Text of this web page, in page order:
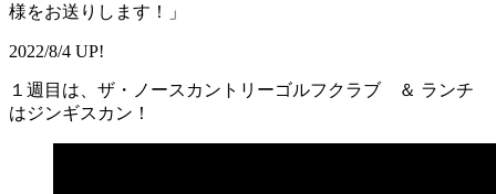
様をお送りします！」
2022/8/4 UP!
１週目は、ザ・ノースカントリーゴルフクラブ ＆ ランチ
はジンギスカン！